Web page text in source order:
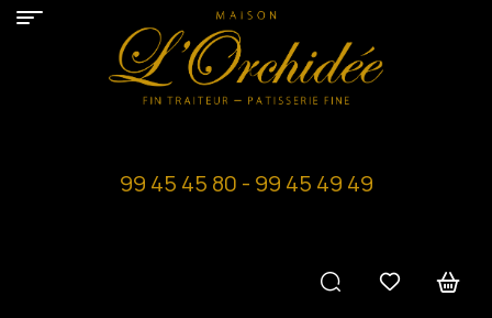
99 45 45 80 - 99 45 49 49